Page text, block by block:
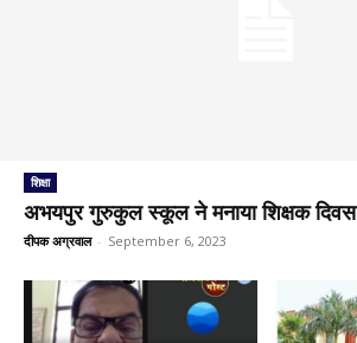
शिक्षा
अभयपुर गुरुकुल स्कूल ने मनाया शिक्षक दिवस
दीपक अग्रवाल - September 6, 2023